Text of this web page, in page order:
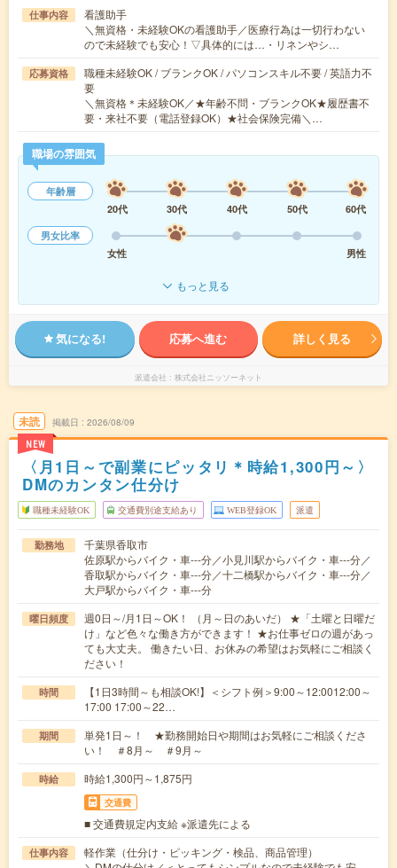
仕事内容
看護助手
＼無資格・未経験OKの看護助手／医療行為は一切行わない
ので未経験でも安心！▽具体的には…・リネンやシ…
応募資格
職種未経験OK / ブランクOK / パソコンスキル不要 / 英語力不
要
＼無資格＊未経験OK／★年齢不問・ブランクOK★履歴書不
要・来社不要（電話登録OK）★社会保険完備＼…
職場の雰囲気
年齢層
20代
30代 40代 50代
60代
男女比率
女性
男性
もっと見る
気になる! 応募へ進む 詳しく見る
派遣会社 株式会社ニッソーネット
未読
NEW
掲載日 2026/08/09
〈月1日～で副業にピッタリ＊時給1,300円～〉
DMのカンタン仕分け
職種未経験OK 交通費別途支給あり WEB登録OK 派遣
勤務地
千葉県香取市
佐原駅からバイク・車---分／小見川駅からバイク・車---分／
香取駅からバイク・車---分／十二橋駅からバイク・車---分／
大戸駅からバイク・車---分
曜日頻度
週0日～/月1日～OK！ （月～日のあいだ） ★「土曜と日曜だ
け」など色々な働き方ができます！ ★お仕事ゼロの週があっ
ても大丈夫。 働きたい日、お休みの希望はお気軽にご相談く
ださい！
時間
【1日3時間～も相談OK!】＜シフト例＞9:00～12:0012:00～
17:00 17:00～22…
期間
単発1日～！ ★勤務開始日や期間はお気軽にご相談くださ
い！ ＃8月～ ＃9月～
時給 時給1,300円～1,875円
交通費
■ 交通費規定内支給 ※派遣先による
仕事内容
軽作業（仕分け・ピッキング・検品、商品管理）